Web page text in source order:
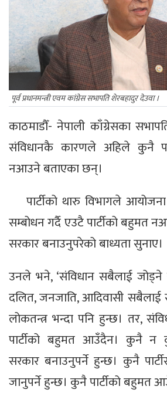
पूर्व प्रधानमन्त्री एवम कांग्रेस सभापति शेरबहादुर देउवा ।
काठमाडौँ- नेपाली काँग्रेसका
संविधानकै कारणले अहिले कुनै
नआउने बताएका छन्।
पार्टीको थारु विभागले
सम्बोधन गर्दै एउटै पार्टीको बहुमत
सरकार बनाउनुपरेको बाध्यता सुनाए।
उनले भने, ‘संविधान सबैलाई
दलित, जनजाति, आदिवासी
लोकतन्त्र भन्दा पनि हुन्छ। तर,
पार्टीको बहुमत आउँदैन। कुनै न
सरकार बनाउनुपर्ने हुन्छ। कुनै
जानुपर्ने हुन्छ। कुनै पार्टीको बहुमत